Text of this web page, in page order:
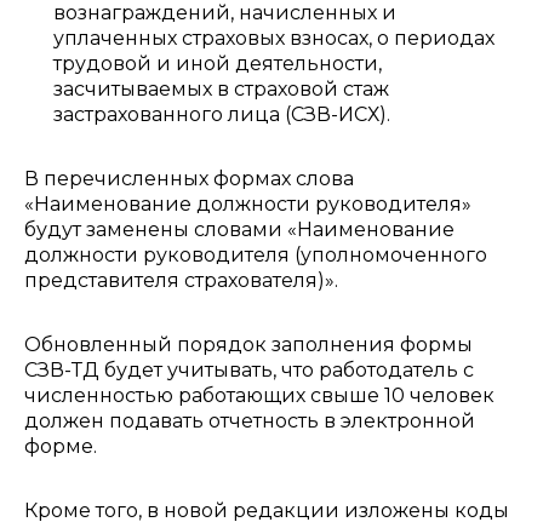
вознаграждений, начисленных и
уплаченных страховых взносах, о периодах
трудовой и иной деятельности,
засчитываемых в страховой стаж
застрахованного лица (СЗВ-ИСХ).
В перечисленных формах слова
«Наименование должности руководителя»
будут заменены словами «Наименование
должности руководителя (уполномоченного
представителя страхователя)».
Обновленный порядок заполнения формы
СЗВ-ТД будет учитывать, что работодатель с
численностью работающих свыше 10 человек
должен подавать отчетность в электронной
форме.
Кроме того, в новой редакции изложены коды